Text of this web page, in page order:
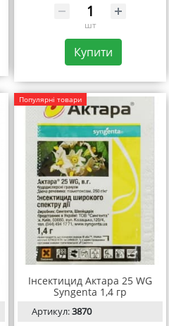
шт
Купити
Популярні товари
Інсектицид Актара 25 WG
Syngenta 1,4 гр
Артикул:3870